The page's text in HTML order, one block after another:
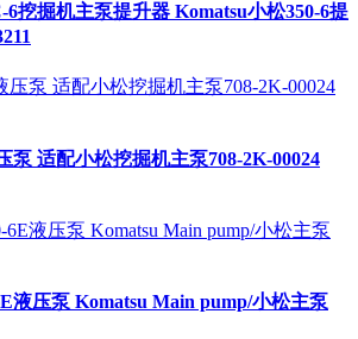
6挖掘机主泵提升器 Komatsu小松350-6提
泵 适配小松挖掘机主泵708-2K-00024
液压泵 Komatsu Main pump/小松主泵